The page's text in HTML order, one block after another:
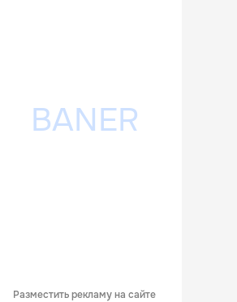
Разместить рекламу на сайте